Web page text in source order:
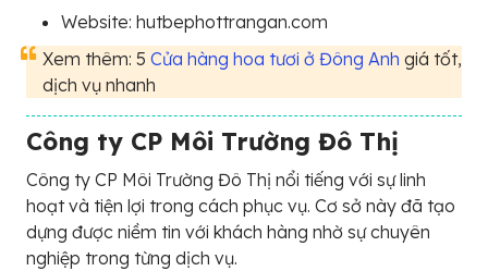
Website: hutbephottrangan.com
Xem thêm: 5 Cửa hàng hoa tươi ở Đông Anh giá tốt,
dịch vụ nhanh
Công ty CP Môi Trường Đô Thị
Công ty CP Môi Trường Đô Thị nổi tiếng với sự linh
hoạt và tiện lợi trong cách phục vụ. Cơ sở này đã tạo
dựng được niềm tin với khách hàng nhờ sự chuyên
nghiệp trong từng dịch vụ.